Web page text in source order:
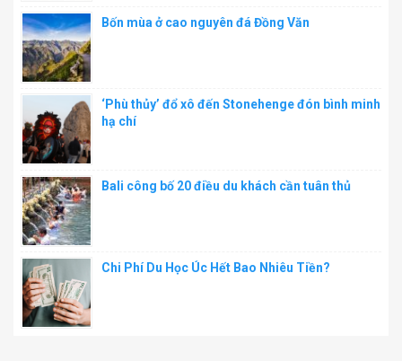
Bốn mùa ở cao nguyên đá Đồng Văn
‘Phù thủy’ đổ xô đến Stonehenge đón bình minh
hạ chí
Bali công bố 20 điều du khách cần tuân thủ
Chi Phí Du Học Úc Hết Bao Nhiêu Tiền?